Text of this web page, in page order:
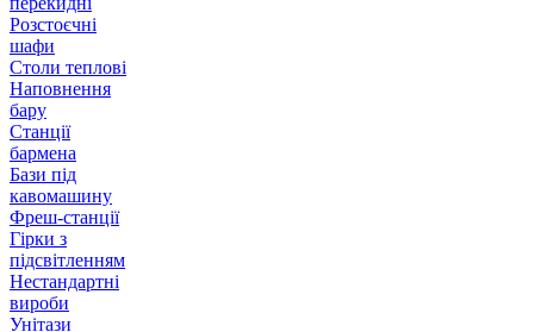
Розстоєчні
шафи
Столи теплові
Наповнення
бару
Станції
бармена
Бази під
кавомашину
Фреш-станції
Гірки з
підсвітленням
Нестандартні
вироби
Унітази